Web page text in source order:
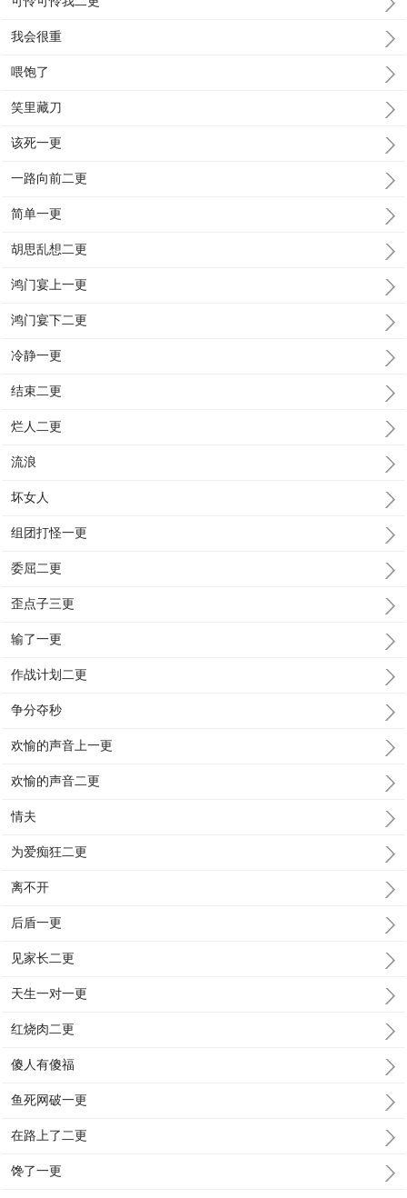
我会很重
喂饱了
笑里藏刀
该死一更
一路向前二更
简单一更
胡思乱想二更
鸿门宴上一更
鸿门宴下二更
冷静一更
结束二更
烂人二更
流浪
坏女人
组团打怪一更
委屈二更
歪点子三更
输了一更
作战计划二更
争分夺秒
欢愉的声音上一更
欢愉的声音二更
情夫
为爱痴狂二更
离不开
后盾一更
见家长二更
天生一对一更
红烧肉二更
傻人有傻福
鱼死网破一更
在路上了二更
馋了一更